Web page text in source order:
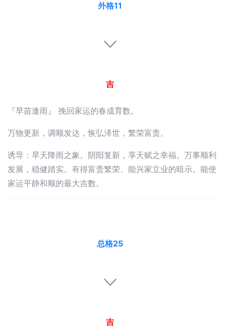
外格11
吉
『早苗逢雨』 挽回家运的春成育数。
万物更新，调顺发达，恢弘泽世，繁荣富贵。
诱导：旱天降雨之象。阴阳复新，享天赋之幸福。万事顺利
发展，稳健踏实。有得富贵繁荣、能兴家立业的暗示。能使
家运平静和顺的最大吉数。
总格25
吉